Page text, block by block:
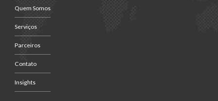
Quem Somos
Serviços
Parceiros
Contato
Insights